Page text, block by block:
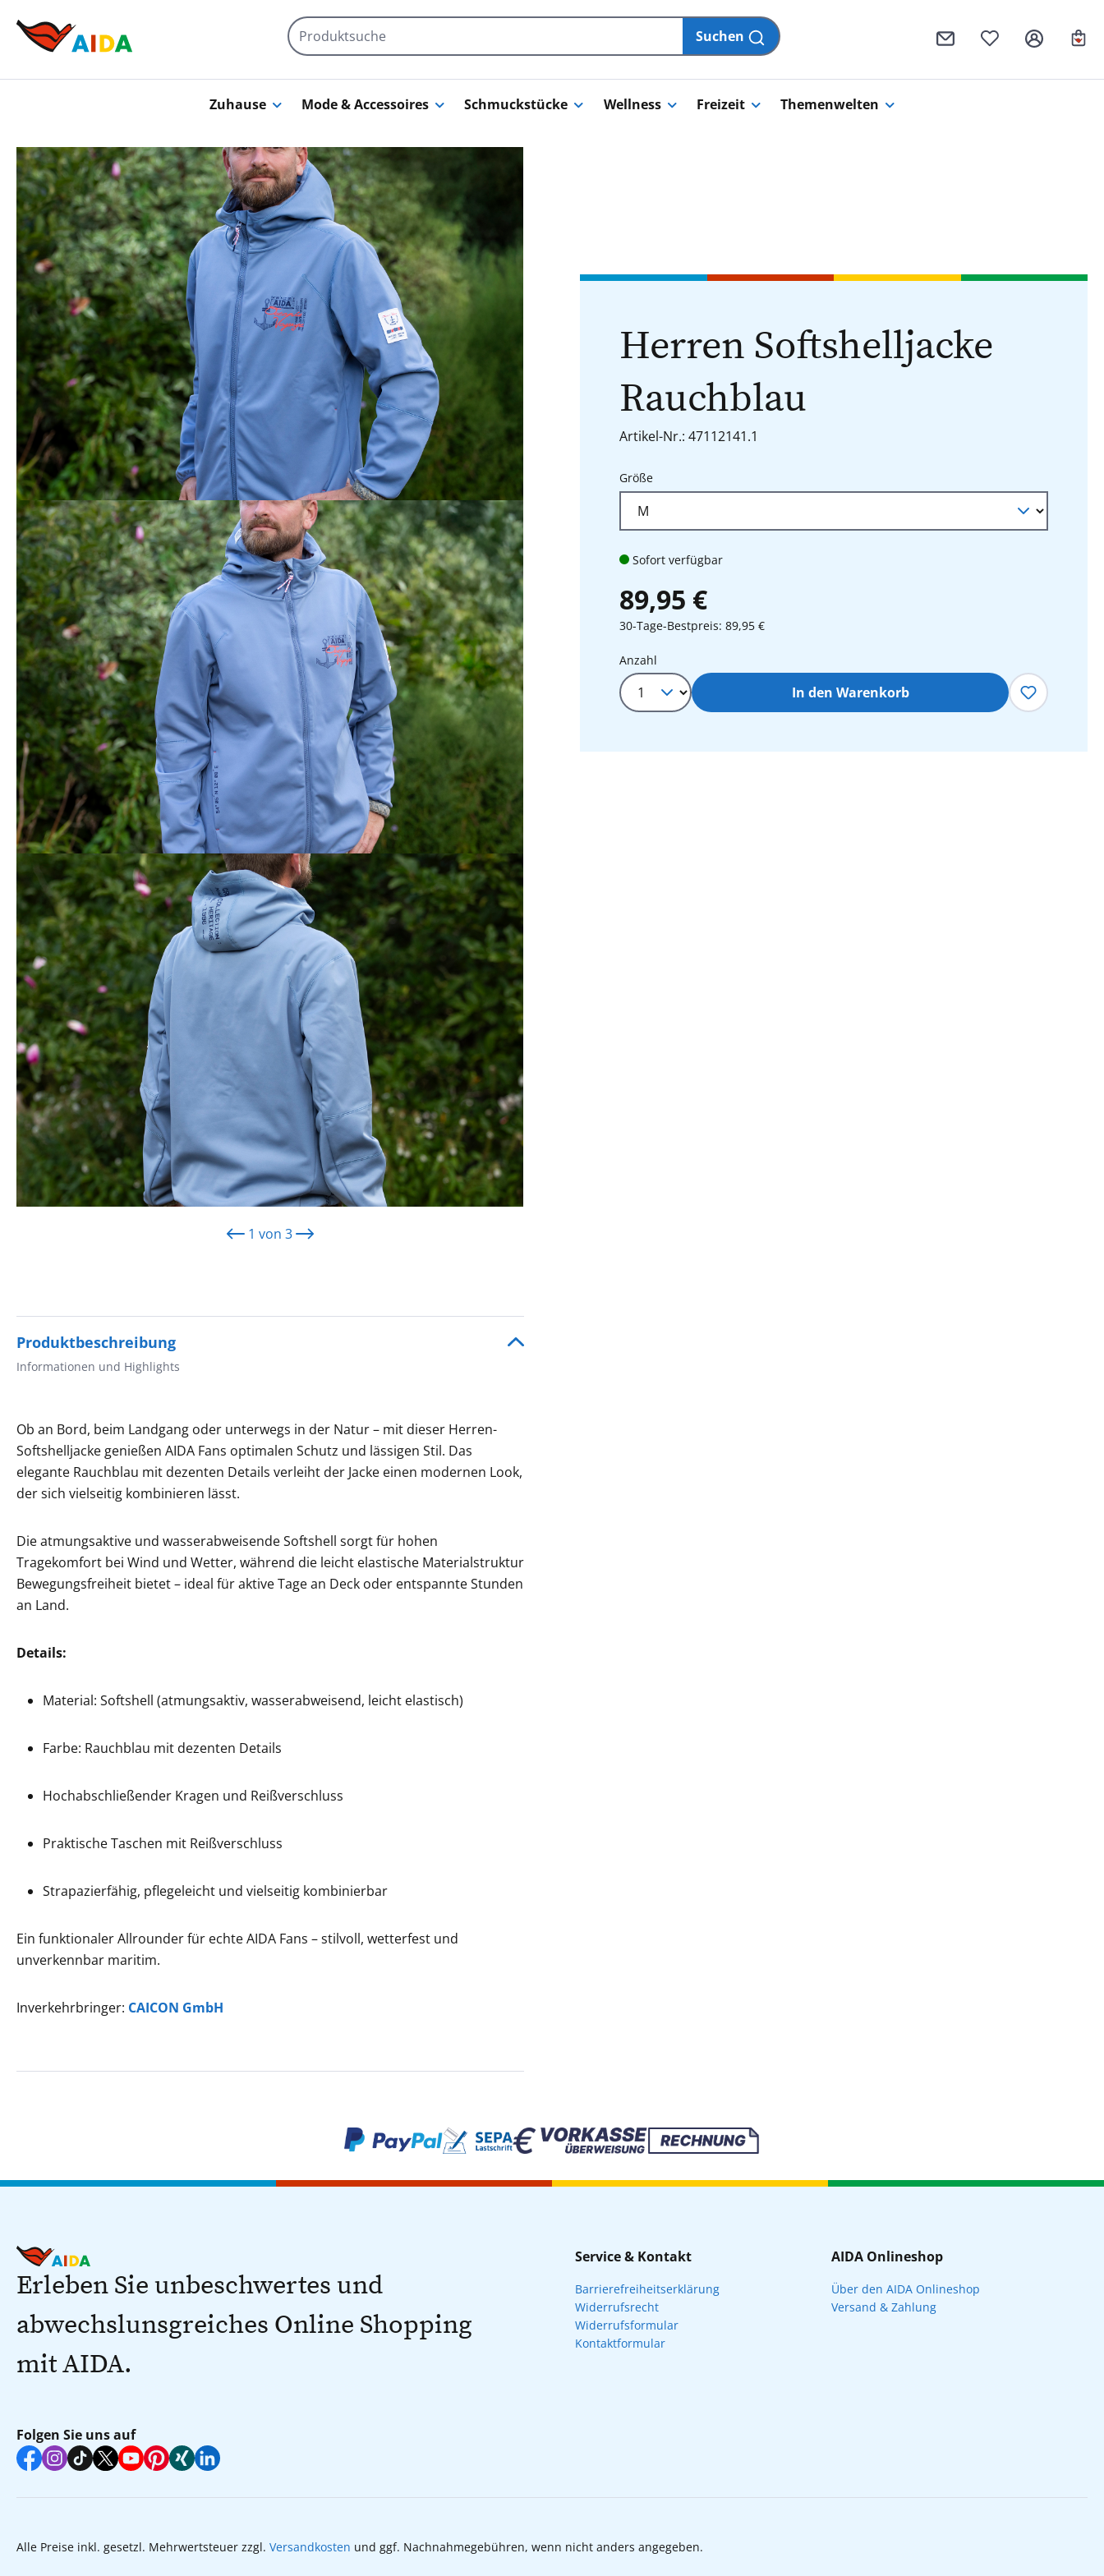
Suchen
Zuhause Mode & Accessoires Schmuckstücke Wellness Freizeit Themenwelten
Herren Softshelljacke
Rauchblau
Artikel-Nr.: 47112141.1
Größeauswählen
Sofort verfügbar
89,95 €
30-Tage-Bestpreis: 89,95 €
Produkt Anzahl: Gib den gewünschten Wert ein
Anzahl
In den Warenkorb
Bildergalerie überspringen
1 von 3
Produktbeschreibung
Informationen und Highlights
Ob an Bord, beim Landgang oder unterwegs in der Natur – mit dieser Herren-
Softshelljacke genießen AIDA Fans optimalen Schutz und lässigen Stil. Das
elegante Rauchblau mit dezenten Details verleiht der Jacke einen modernen Look,
der sich vielseitig kombinieren lässt.
Die atmungsaktive und wasserabweisende Softshell sorgt für hohen
Tragekomfort bei Wind und Wetter, während die leicht elastische Materialstruktur
Bewegungsfreiheit bietet – ideal für aktive Tage an Deck oder entspannte Stunden
an Land.
Details:
Material: Softshell (atmungsaktiv, wasserabweisend, leicht elastisch)
Farbe: Rauchblau mit dezenten Details
Hochabschließender Kragen und Reißverschluss
Praktische Taschen mit Reißverschluss
Strapazierfähig, pflegeleicht und vielseitig kombinierbar
Ein funktionaler Allrounder für echte AIDA Fans – stilvoll, wetterfest und
unverkennbar maritim.
Inverkehrbringer: CAICON GmbH
Erleben Sie unbeschwertes und
abwechslunsgreiches Online Shopping
mit AIDA.
Folgen Sie uns auf
Service & Kontakt
Barrierefreiheitserklärung
Widerrufsrecht
Widerrufsformular
Kontaktformular
AIDA Onlineshop
Über den AIDA Onlineshop
Versand & Zahlung
Alle Preise inkl. gesetzl. Mehrwertsteuer zzgl. Versandkosten und ggf. Nachnahmegebühren, wenn nicht anders angegeben.